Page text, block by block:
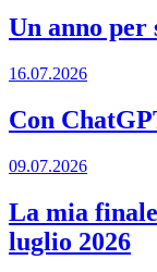
Un anno per
16.07.2026
Con
09.07.2026
La mia
luglio 2026